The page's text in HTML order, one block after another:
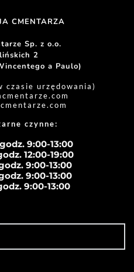
CMENTARZA
Sp. z o.o.
2
a Paulo)
urzędowania)
czynne:
9:00-13:00
godz. 12:00-19:00
godz. 9:00-13:00
godz. 9:00-13:00
godz. 9:00-13:00